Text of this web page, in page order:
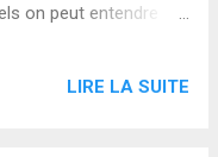
on peut entendre
Cambridge le
LIRE LA SUITE